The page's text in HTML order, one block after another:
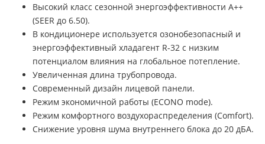
Высокий класс сезонной энергоэффективности А++
(SEER до 6.50).
В кондиционере используется озонобезопасный и
энергоэффективный хладагент R-32 с низким
потенциалом влияния на глобальное потепление.
Увеличенная длина трубопровода.
Современный дизайн лицевой панели.
Режим экономичной работы (ECONO mode).
Режим комфортного воздухораспределения (Comfort).
Снижение уровня шума внутреннего блока до 20 дБА.